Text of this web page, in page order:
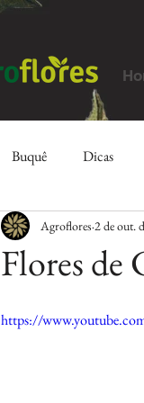
Buquê Dicas
Flores de
Agroflores 2 de out.
https://